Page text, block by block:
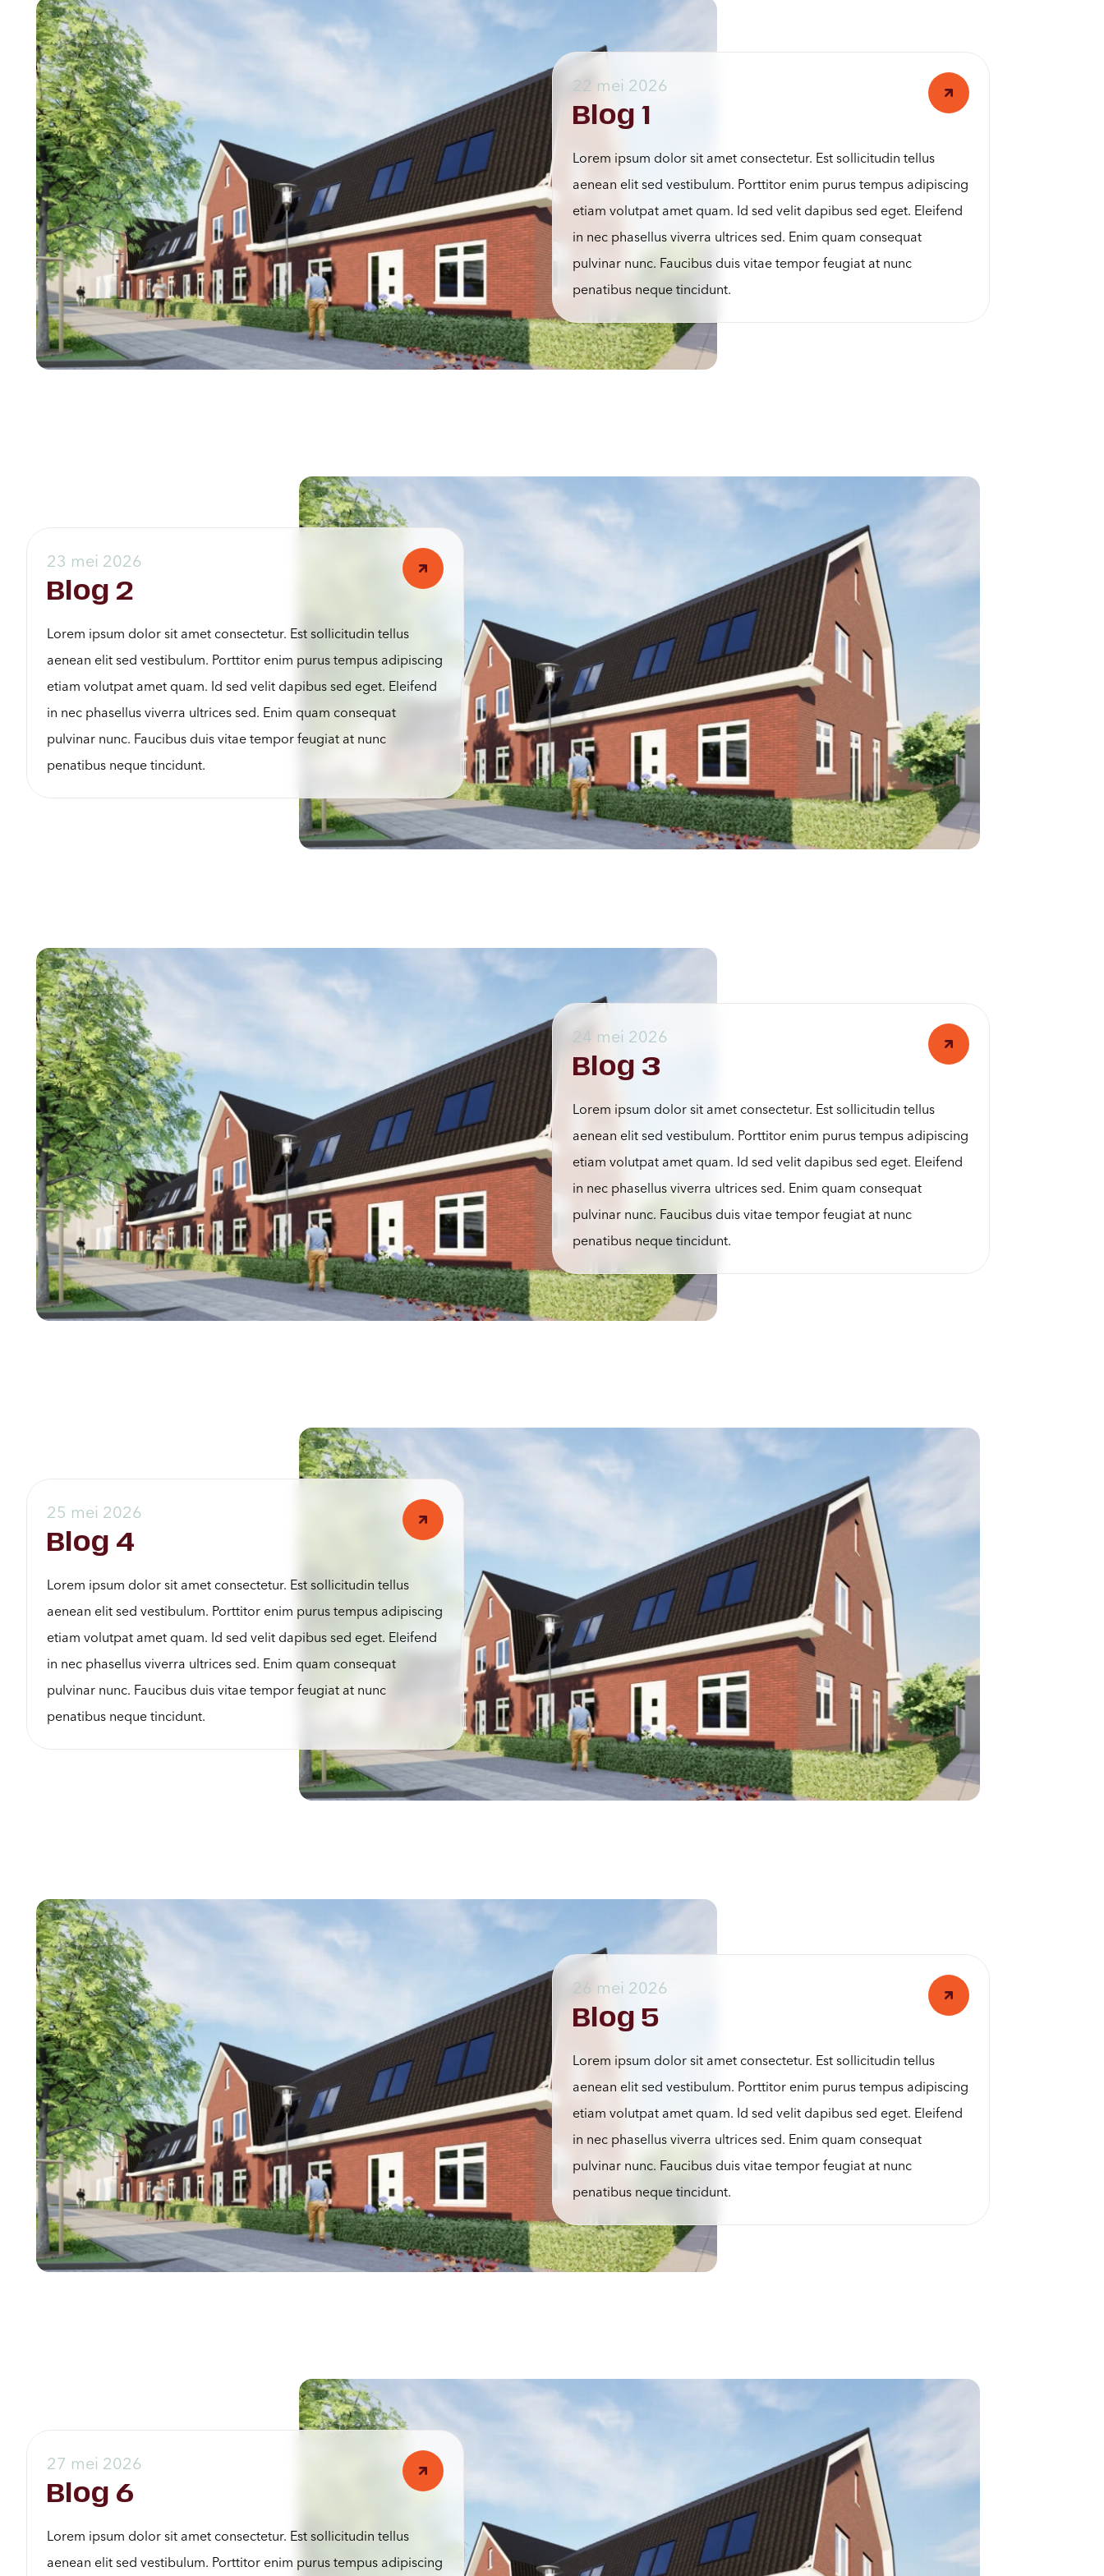
22 mei 2026
Blog 1
Lorem ipsum dolor sit amet consectetur. Est sollicitudin tellus
aenean elit sed vestibulum. Porttitor enim purus tempus adipiscing
etiam volutpat amet quam. Id sed velit dapibus sed eget. Eleifend
in nec phasellus viverra ultrices sed. Enim quam consequat
pulvinar nunc. Faucibus duis vitae tempor feugiat at nunc
penatibus neque tincidunt.
23 mei 2026
Blog 2
Lorem ipsum dolor sit amet consectetur. Est sollicitudin tellus
aenean elit sed vestibulum. Porttitor enim purus tempus adipiscing
etiam volutpat amet quam. Id sed velit dapibus sed eget. Eleifend
in nec phasellus viverra ultrices sed. Enim quam consequat
pulvinar nunc. Faucibus duis vitae tempor feugiat at nunc
penatibus neque tincidunt.
24 mei 2026
Blog 3
Lorem ipsum dolor sit amet consectetur. Est sollicitudin tellus
aenean elit sed vestibulum. Porttitor enim purus tempus adipiscing
etiam volutpat amet quam. Id sed velit dapibus sed eget. Eleifend
in nec phasellus viverra ultrices sed. Enim quam consequat
pulvinar nunc. Faucibus duis vitae tempor feugiat at nunc
penatibus neque tincidunt.
25 mei 2026
Blog 4
Lorem ipsum dolor sit amet consectetur. Est sollicitudin tellus
aenean elit sed vestibulum. Porttitor enim purus tempus adipiscing
etiam volutpat amet quam. Id sed velit dapibus sed eget. Eleifend
in nec phasellus viverra ultrices sed. Enim quam consequat
pulvinar nunc. Faucibus duis vitae tempor feugiat at nunc
penatibus neque tincidunt.
26 mei 2026
Blog 5
Lorem ipsum dolor sit amet consectetur. Est sollicitudin tellus
aenean elit sed vestibulum. Porttitor enim purus tempus adipiscing
etiam volutpat amet quam. Id sed velit dapibus sed eget. Eleifend
in nec phasellus viverra ultrices sed. Enim quam consequat
pulvinar nunc. Faucibus duis vitae tempor feugiat at nunc
penatibus neque tincidunt.
27 mei 2026
Blog 6
Lorem ipsum dolor sit amet consectetur. Est sollicitudin tellus
aenean elit sed vestibulum. Porttitor enim purus tempus adipiscing